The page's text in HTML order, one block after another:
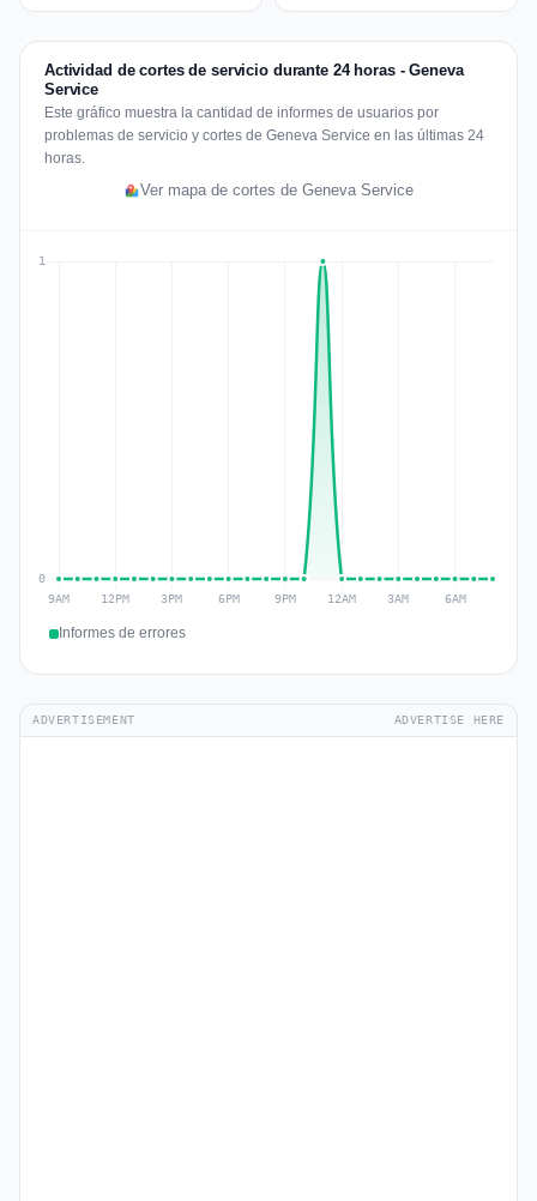
Actividad de cortes de servicio durante 24 horas - Geneva
Service
Este gráfico muestra la cantidad de informes de usuarios por
problemas de servicio y cortes de Geneva Service en las últimas 24
horas.
Ver mapa de cortes de Geneva Service
Informes de errores
ADVERTISEMENT ADVERTISE HERE